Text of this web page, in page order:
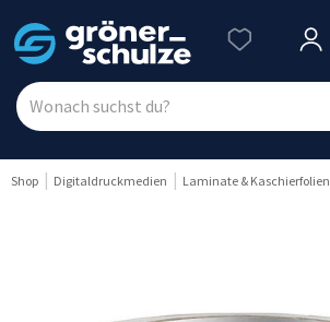
Shop Digitaldruckmedien Laminate & Kaschierfolien